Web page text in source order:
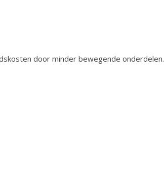
door minder bewegende onderdelen.